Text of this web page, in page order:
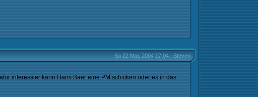
Sa 22 Mai, 2004 17:04 | Steven
interessier kann Hans Baer eine PM schicken oder es in das